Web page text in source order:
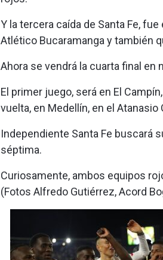
Y la tercera caída de Santa Fe,
Atlético Bucaramanga y también
Ahora se vendrá la cuarta final en
El primer juego, será en El
vuelta, en Medellín, en el
Independiente Santa Fe buscará
séptima.
Curiosamente, ambos equipos
(Fotos Alfredo Gutiérrez, Acord